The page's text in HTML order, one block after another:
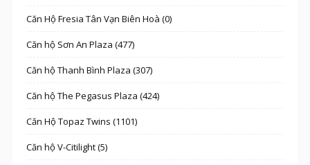
Căn Hộ Fresia Tân Vạn Biên Hoà (0)
Căn hộ Sơn An Plaza (477)
Căn hộ Thanh Bình Plaza (307)
Căn hộ The Pegasus Plaza (424)
Căn Hộ Topaz Twins (1101)
Căn hộ V-Citilight (5)